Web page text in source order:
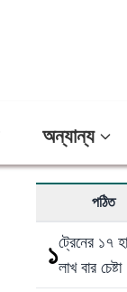
অন্যান্য
পঠিত
১ট্রেনের ১৭
লাখ বার চেষ্টা